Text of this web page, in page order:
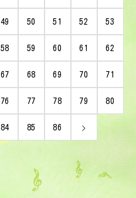
49 50 51 52 53
58 59 60 61 62
67 68 69 70 71
76 77 78 79 80
84 85 86